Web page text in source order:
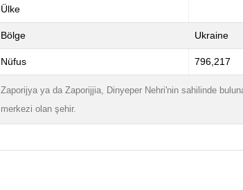
Ülke
Bölge Ukraine
Nüfus 796,217
Zaporijya ya da Zaporijjia, Dinyeper Nehri'nin sahilinde
merkezi olan şehir.